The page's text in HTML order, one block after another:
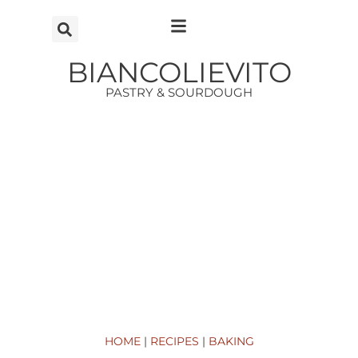
BIANCOLIEVITO
PASTRY & SOURDOUGH
HOME| RECIPES | BAKING